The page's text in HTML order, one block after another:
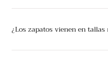
¿Los zapatos vienen en tallas